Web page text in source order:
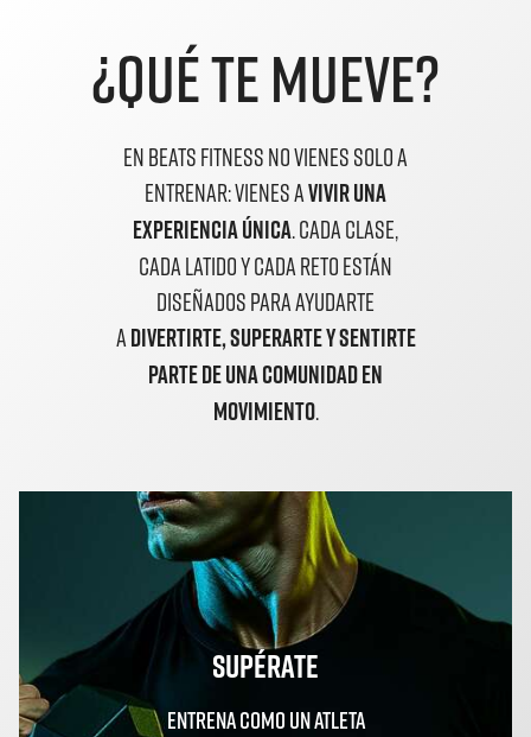
¿QUÉ TE MUEVE?
EN BEATS FITNESS NO VIENES SOLO A
ENTRENAR: VIENES AVIVIR UNA
EXPERIENCIA ÚNICA. CADA CLASE,
CADA LATIDO Y CADA RETO ESTÁN
DISEÑADOS PARA AYUDARTE
ADIVERTIRTE, SUPERARTE Y SENTIRTE
PARTE DE UNA COMUNIDAD EN
MOVIMIENTO.
SUPÉRATE
Entrena como un atleta